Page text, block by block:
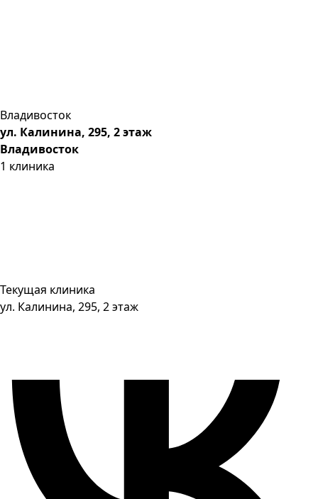
Владивосток
ул. Калинина, 295, 2 этаж
Владивосток
1 клиника
Текущая клиника
ул. Калинина, 295, 2 этаж